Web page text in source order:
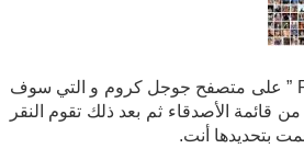
كل ما عليك هو تحميل إضافة ” Friend Remover PRO ” على متصفح جوجل كروم و التي سوف
قائمة الأصدقاء ثم بعد ذلك تقوم النقر